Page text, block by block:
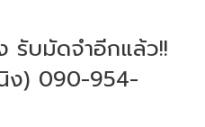
รับมัดจำอีกแล้ว!!
) 090-954-